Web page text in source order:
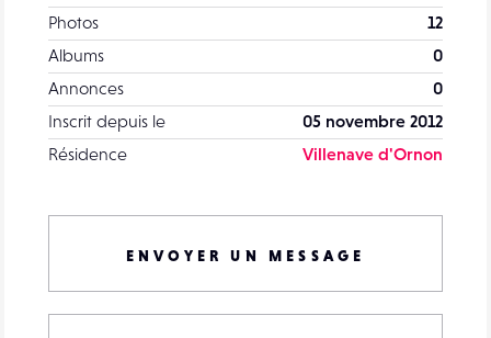
Photos
12
Albums
0
Annonces
0
Inscrit depuis le
05 novembre 2012
Résidence
Villenave d'Ornon
ENVOYER UN MESSAGE